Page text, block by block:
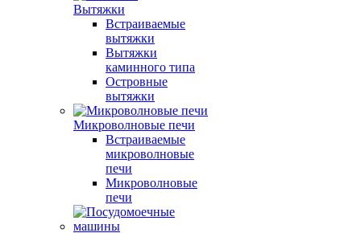
Вытяжки
Встраиваемые
вытяжки
Вытяжки
каминного типа
Островные
вытяжки
Микроволновые печи
Встраиваемые
микроволновые
печи
Микроволновые
печи